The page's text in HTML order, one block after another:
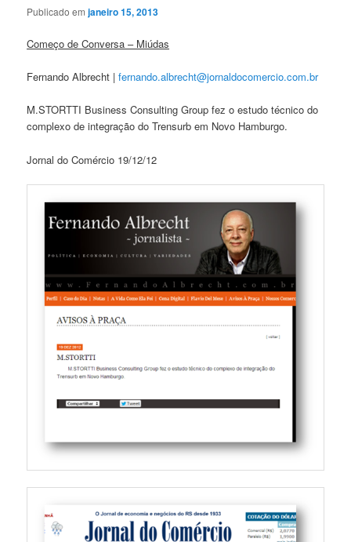
Publicado emjaneiro 15, 2013
Começo de Conversa – Miúdas
Fernando Albrecht |fernando.albrecht@jornaldocomercio.com.br
M.STORTTI Business Consulting Group fez o estudo técnico do
complexo de integração do Trensurb em Novo Hamburgo.
Jornal do Comércio 19/12/12